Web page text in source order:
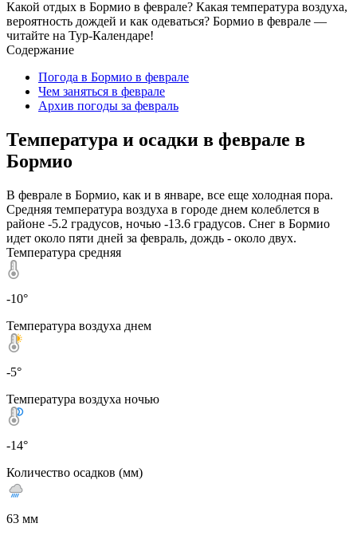
Какой отдых в Бормио в феврале? Какая температура воздуха,
вероятность дождей и как одеваться? Бормио в феврале —
читайте на Тур-Календаре!
Содержание
Погода в Бормио в феврале
Чем заняться в феврале
Архив погоды за февраль
Температура и осадки в феврале в
Бормио
В феврале в Бормио, как и в январе, все еще холодная пора.
Средняя температура воздуха в городе днем колеблется в
районе -5.2 градусов, ночью -13.6 градусов. Снег в Бормио
идет около пяти дней за февраль, дождь - около двух.
Температура средняя
-10°
Температура воздуха днем
-5°
Температура воздуха ночью
-14°
Количество осадков (мм)
63 мм